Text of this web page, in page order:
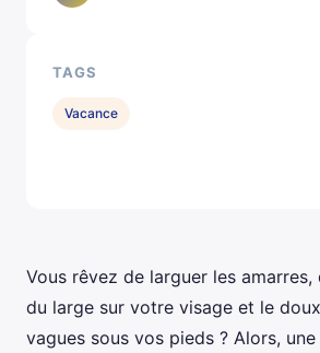
Vous rêvez de larguer les
du large sur votre visage et le
vagues sous vos pieds ? Alors,
TAGS
Vacance